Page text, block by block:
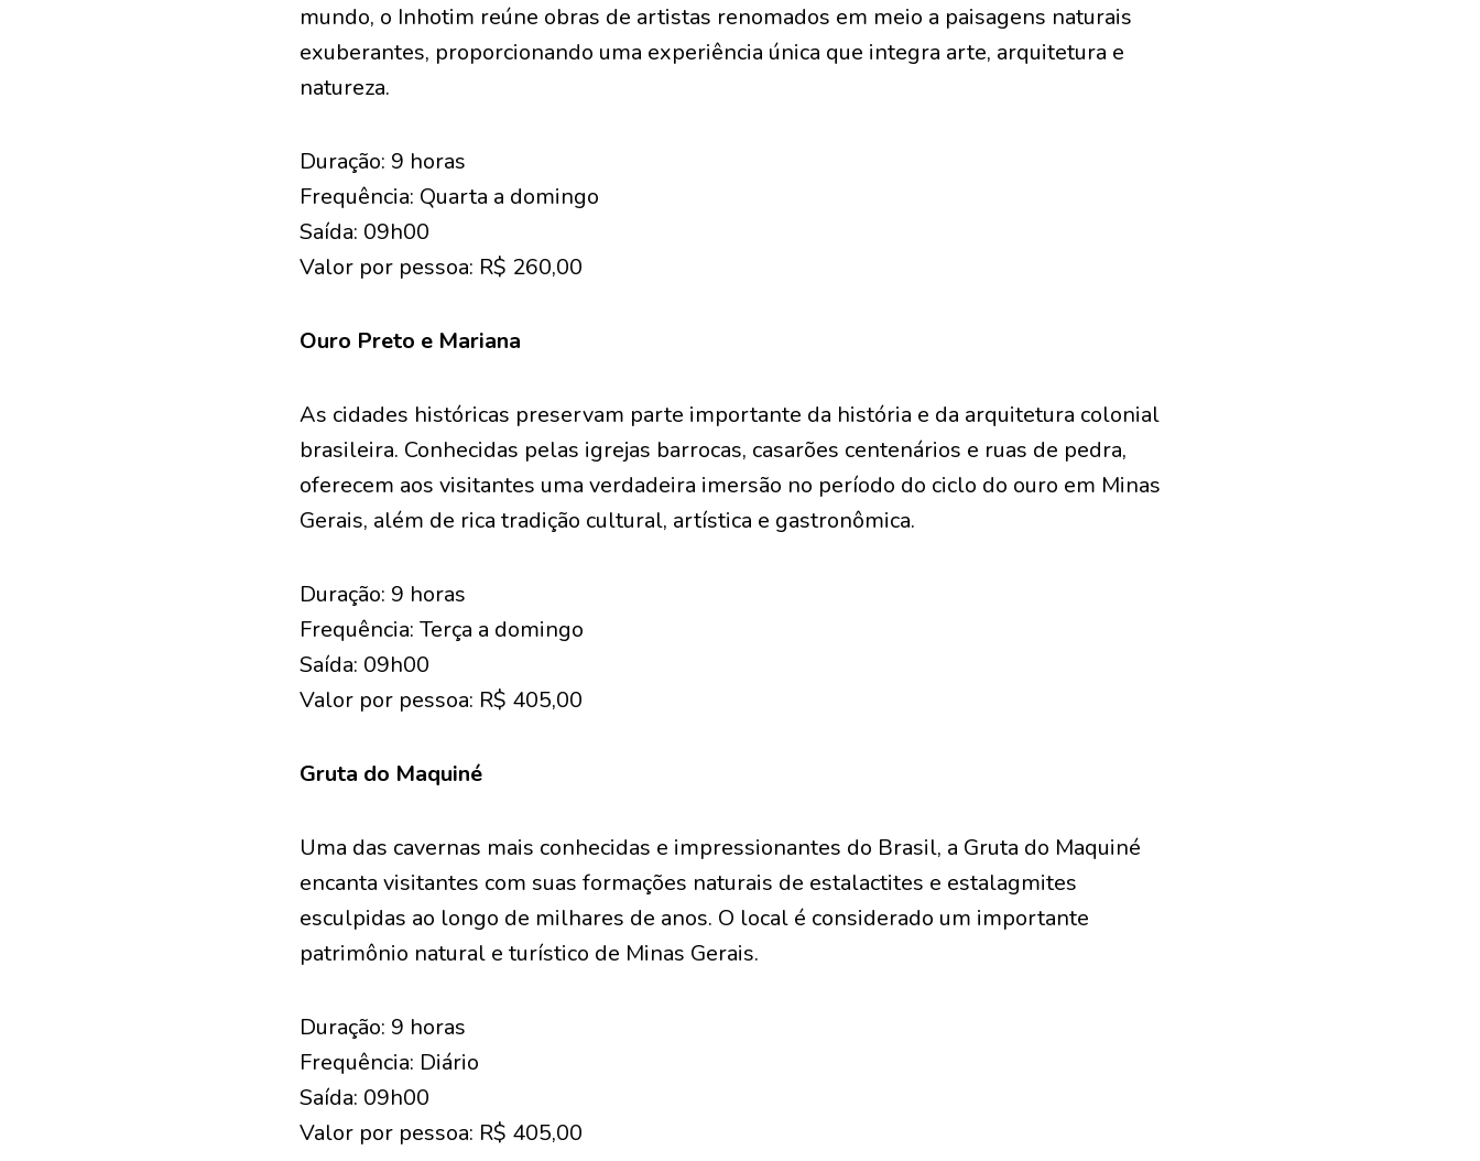
mundo, o Inhotim reúne obras de artistas renomados em meio a paisagens naturais
exuberantes, proporcionando uma experiência única que integra arte, arquitetura e
natureza.
Duração: 9 horas
Frequência: Quarta a domingo
Saída: 09h00
Valor por pessoa: R$ 260,00
Ouro Preto e Mariana
As cidades históricas preservam parte importante da história e da arquitetura colonial
brasileira. Conhecidas pelas igrejas barrocas, casarões centenários e ruas de pedra,
oferecem aos visitantes uma verdadeira imersão no período do ciclo do ouro em Minas
Gerais, além de rica tradição cultural, artística e gastronômica.
Duração: 9 horas
Frequência: Terça a domingo
Saída: 09h00
Valor por pessoa: R$ 405,00
Gruta do Maquiné
Uma das cavernas mais conhecidas e impressionantes do Brasil, a Gruta do Maquiné
encanta visitantes com suas formações naturais de estalactites e estalagmites
esculpidas ao longo de milhares de anos. O local é considerado um importante
patrimônio natural e turístico de Minas Gerais.
Duração: 9 horas
Frequência: Diário
Saída: 09h00
Valor por pessoa: R$ 405,00